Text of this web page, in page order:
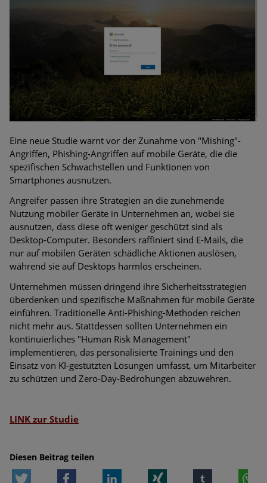
Ungebremster Aufstieg: Mega-Ransomware. Deutsche
Unternehmen dürfen Bedrohungspotential nicht
Weiterentwicklung der HTTP-basierten Cyberangriffe lässt
Experten vor Tsunami bei Web-DDoS-Angriffen warnen
Harpoon Whaling?
Aktuelle Phishing-Kampagnen mit großen Markennamen –
Amazon hat nun reagiert
Fake-Unternehmensprofile auf LinkedIn: Unternehmen und
Nutzer im Visier der Datendiebe
Cyber Experience Center in Augsburg
Eine neue Studie warnt vor der Zunahme von "Mishing"-
Angriffen, Phishing-Angriffen auf mobile Geräte, die die
spezifischen Schwachstellen und Funktionen von
Smartphones ausnutzen.
Angreifer passen ihre Strategien an die zunehmende
Nutzung mobiler Geräte in Unternehmen an, wobei sie
ausnutzen, dass diese oft weniger geschützt sind als
Desktop-Computer. Besonders raffiniert sind E-Mails, die
nur auf mobilen Geräten schädliche Aktionen auslösen,
während sie auf Desktops harmlos erscheinen.
Unternehmen müssen dringend ihre Sicherheitsstrategien
überdenken und spezifische Maßnahmen für mobile Geräte
einführen. Traditionelle Anti-Phishing-Methoden reichen
nicht mehr aus. Stattdessen sollten Unternehmen ein
kontinuierliches "Human Risk Management"
implementieren, das personalisierte Trainings und den
Einsatz von KI-gestützten Lösungen umfasst, um Mitarbeiter
zu schützen und Zero-Day-Bedrohungen abzuwehren.
LINK zur Studie
Diesen Beitrag teilen
Facebook LinkedIn tumblr